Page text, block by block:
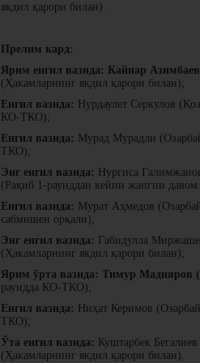
якдил қарори билан).
Прелим кард:
Ярим енгил вазнда:
Кайнар
(Ҳакамларнинг якдил қарори билан);
Енгил вазнда: Нурдаулет Серкулов
КО-ТКО);
Енгил вазнда: Мурад Мурадли
ТКО);
Энг енгил вазнда: Нургиса
(Рақиб 1-раунддан кейин жангни давом
Енгил вазнда: Мурат Аҳмедов
сабмишен орқали);
Энг енгил вазнда: Габидулла
(Ҳакамларнинг якдил қарори билан);
Ярим ўрта вазнда: Тимур Мадияров
раундда КО-ТКО);
Енгил вазнда: Ниҳат Керимов
ТКО);
Ўта енгил вазнда:
Куштарбек
(Ҳакамларнинг якдил қарори билан).